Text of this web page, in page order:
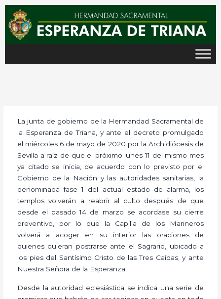
contenido
La junta de gobierno de la Hermandad Sacramental de
la Esperanza de Triana, y ante el decreto promulgado
el miércoles 6 de mayo de 2020 por la Archidiócesis de
Sevilla a raíz de que el próximo lunes 11 del mismo mes
ya citado se inicia, de acuerdo con lo previsto por el
Gobierno de la Nación y las autoridades sanitarias, la
denominada fase 1 del actual estado de alarma, los
templos volverán a reabrir al culto después de que
desde el pasado 14 de marzo se acordase su cierre
preventivo, por lo que la Capilla de los Marineros
volverá a acoger en su interior las oraciones de
quienes quieran postrarse ante el Sagrario, ubicado a
los pies del Santísimo Cristo de las Tres Caídas, y ante
Nuestra Señora de la Esperanza.
Desde la autoridad eclesiástica se indica una serie de